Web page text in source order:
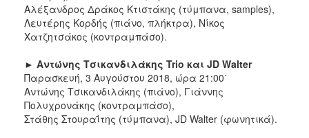
Αλέξανδρος Δράκος Κτιστάκης (τύμπανα, samples),
Λευτέρης Κορδής (πιάνο, πλήκτρα), Νίκος
Χατζητσάκος (κοντραμπάσο).
► Αντώνης Τσικανδιλάκης Trio και JD Walter
Παρασκευή, 3 Αυγούστου 2018, ώρα 21:00΄
Αντώνης Τσικανδιλάκης (πιάνο), Γιάννης
Πολυχρονάκης (κοντραμπάσο),
Στάθης Στουραΐτης (τύμπανα), JD Walter (φωνητικά).